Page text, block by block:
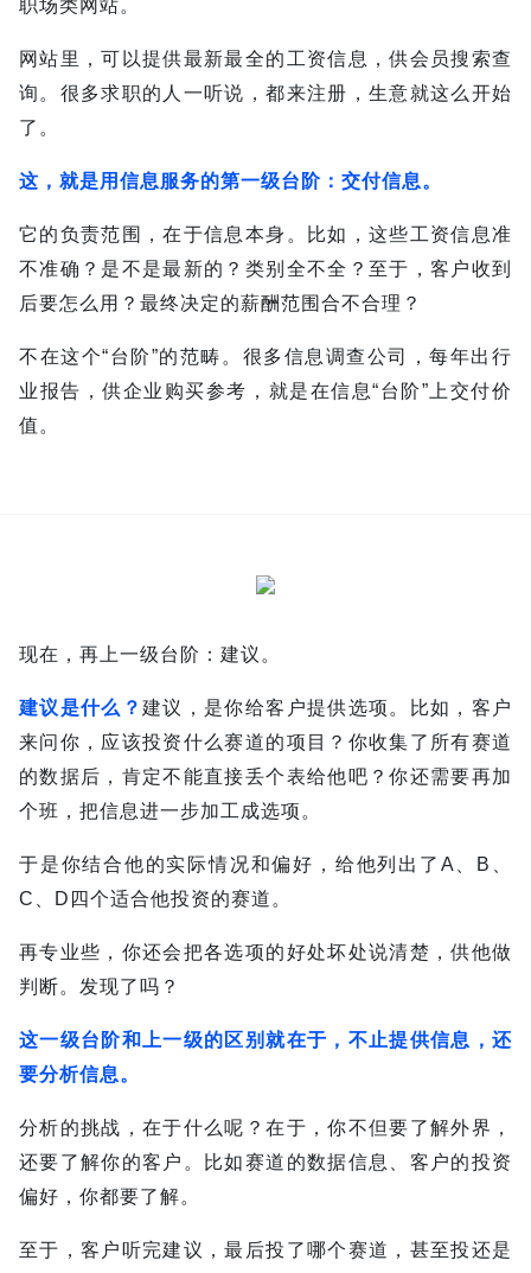
职场类网站。
网站里，可以提供最新最全的工资信息，供会员搜索查
询。 很多求职的人一听说，都来注册，生意就这么开始
了。
这，就是用信息服务的第一级台阶：交付信息。
它的负责范围，在于信息本身。
比如，这些工资信息准
不准确？是不是最新的？类别全不全？至于，客户收到
后要怎么用？最终决定的薪酬范围合不合理？
不在这个“台阶”的范畴。 很多信息调查公司，每年出行
业报告，供企业购买参考，就是在信息“台阶”上交付价
值。
现在，再上一级台阶：建议。
建议是什么？建议，是你给客户提供选项。比如，客户
来问你，应该投资什么赛道的项目？你收集了所有赛道
的数据后，肯定不能直接丢个表给他吧？你还需要再加
个班，把信息进一步加工成选项。
于是你结合他的实际情况和偏好，给他列出了A、B、
C、D四个适合他投资的赛道。
再专业些，你还会把各选项的好处坏处说清楚，供他做
判断。 发现了吗？
这一级台阶和上一级的区别就在于，不止提供信息，还
要分析信息。
分析的挑战，在于什么呢？在于，你不但要了解外界，
还要了解你的客户。比如赛道的数据信息、客户的投资
偏好，你都要了解。
至于，客户听完建议，最后投了哪个赛道，甚至投还是